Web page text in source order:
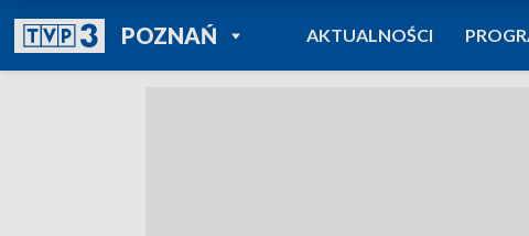
POZNAŃPOWRÓT DO
TVP REGIONY
AKTUALNOŚCI